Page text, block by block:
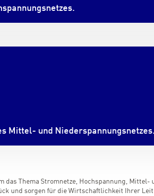
Mittel- und
Thema Stromnetze, Hochspannung,
und sorgen für die Wirtschaftlichkeit Ihrer